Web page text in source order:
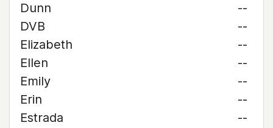
Dunn
--
DVB
--
Elizabeth
--
Ellen
--
Emily
--
Erin
--
Estrada
--